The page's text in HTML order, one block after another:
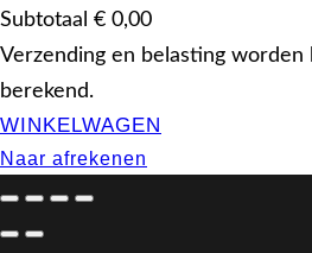
PRODUCTEN
IN
Subtotaal € 0,00
Verzending en belasting worden
berekend.
Naar afrekenen